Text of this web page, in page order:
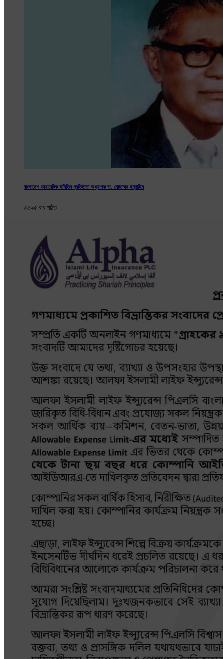
বাংলাদেশ ডায়াবেটিক সমিতির প্রতিষ্ঠাতা অধ্যাপক ডা. মোহাম্মদ ইব্রাহিম
৩৫৯৫ বার পঠিত